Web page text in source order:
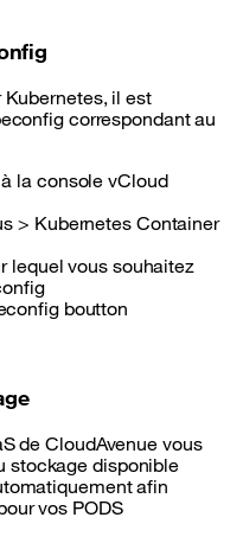
il est
correspondant au
la console vCloud
> Kubernetes Container
lequel vous souhaitez
boutton
de CloudAvenue vous
stockage disponible
afin
vos PODS